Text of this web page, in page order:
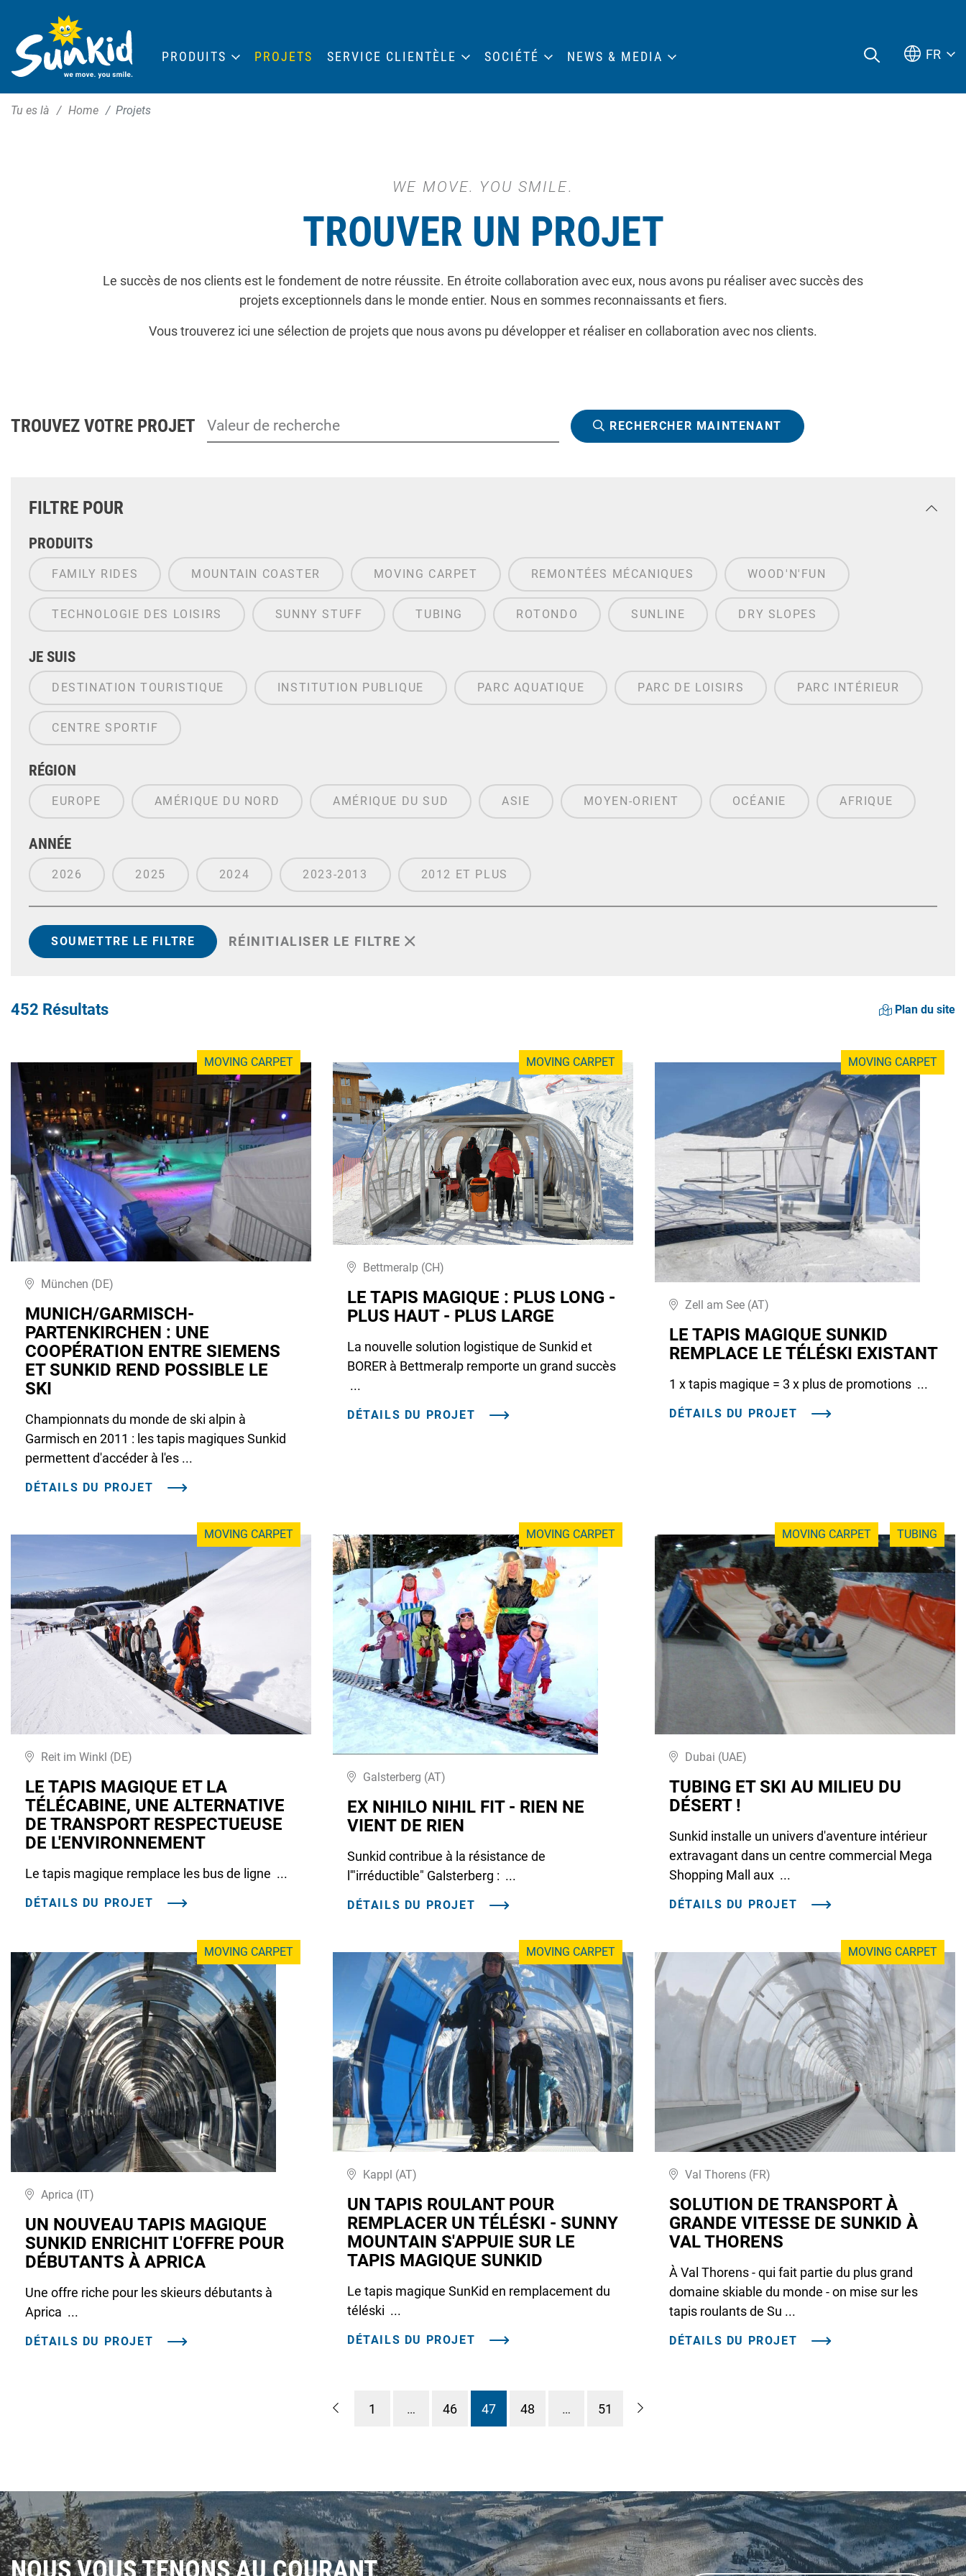
Tu es là Home Projets
WE MOVE. YOU SMILE.
TROUVER UN PROJET
Le succès de nos clients est le fondement de notre réussite. En étroite collaboration avec eux, nous avons pu réaliser avec succès des
projets exceptionnels dans le monde entier. Nous en sommes reconnaissants et fiers.
Vous trouverez ici une sélection de projets que nous avons pu développer et réaliser en collaboration avec nos clients.
TROUVEZ VOTRE PROJET RECHERCHER MAINTENANT
FILTRE POUR
PRODUITS
FAMILY RIDES MOUNTAIN COASTER MOVING CARPET REMONTÉES MÉCANIQUES WOOD'N'FUN
TECHNOLOGIE DES LOISIRS SUNNY STUFF TUBING ROTONDO SUNLINE DRY SLOPES
JE SUIS
DESTINATION TOURISTIQUE INSTITUTION PUBLIQUE PARC AQUATIQUE PARC DE LOISIRS PARC INTÉRIEUR
CENTRE SPORTIF
RÉGION
EUROPE AMÉRIQUE DU NORD AMÉRIQUE DU SUD ASIE MOYEN-ORIENT OCÉANIE AFRIQUE
ANNÉE
2026 2025 2024 2023-2013 2012 ET PLUS
SOUMETTRE LE FILTRE RÉINITIALISER LE FILTRE
452 Résultats Plan du site
MOVING CARPET
München (DE)
MUNICH/GARMISCH-
PARTENKIRCHEN : UNE
COOPÉRATION ENTRE SIEMENS
ET SUNKID REND POSSIBLE LE
SKI
Championnats du monde de ski alpin à
Garmisch en 2011 : les tapis magiques Sunkid
permettent d'accéder à l'es ...
DÉTAILS DU PROJET
MOVING CARPET
Bettmeralp (CH)
LE TAPIS MAGIQUE : PLUS LONG -
PLUS HAUT - PLUS LARGE
La nouvelle solution logistique de Sunkid et
BORER à Bettmeralp remporte un grand succès
...
DÉTAILS DU PROJET
MOVING CARPET
Zell am See (AT)
LE TAPIS MAGIQUE SUNKID
REMPLACE LE TÉLÉSKI EXISTANT
1 x tapis magique = 3 x plus de promotions ...
DÉTAILS DU PROJET
MOVING CARPET
Reit im Winkl (DE)
LE TAPIS MAGIQUE ET LA
TÉLÉCABINE, UNE ALTERNATIVE
DE TRANSPORT RESPECTUEUSE
DE L'ENVIRONNEMENT
Le tapis magique remplace les bus de ligne ...
DÉTAILS DU PROJET
MOVING CARPET
Galsterberg (AT)
EX NIHILO NIHIL FIT - RIEN NE
VIENT DE RIEN
Sunkid contribue à la résistance de
l'"irréductible" Galsterberg : ...
DÉTAILS DU PROJET
MOVING CARPET TUBING
Dubai (UAE)
TUBING ET SKI AU MILIEU DU
DÉSERT !
Sunkid installe un univers d'aventure intérieur
extravagant dans un centre commercial Mega
Shopping Mall aux ...
DÉTAILS DU PROJET
MOVING CARPET
Aprica (IT)
UN NOUVEAU TAPIS MAGIQUE
SUNKID ENRICHIT L'OFFRE POUR
DÉBUTANTS À APRICA
Une offre riche pour les skieurs débutants à
Aprica ...
DÉTAILS DU PROJET
MOVING CARPET
Kappl (AT)
UN TAPIS ROULANT POUR
REMPLACER UN TÉLÉSKI - SUNNY
MOUNTAIN S'APPUIE SUR LE
TAPIS MAGIQUE SUNKID
Le tapis magique SunKid en remplacement du
téléski ...
DÉTAILS DU PROJET
MOVING CARPET
Val Thorens (FR)
SOLUTION DE TRANSPORT À
GRANDE VITESSE DE SUNKID À
VAL THORENS
À Val Thorens - qui fait partie du plus grand
domaine skiable du monde - on mise sur les
tapis roulants de Su ...
DÉTAILS DU PROJET
1 … 46 47 48 … 51
PRODUITS PROJETS SERVICE CLIENTÈLE SOCIÉTÉ NEWS & MEDIA FR